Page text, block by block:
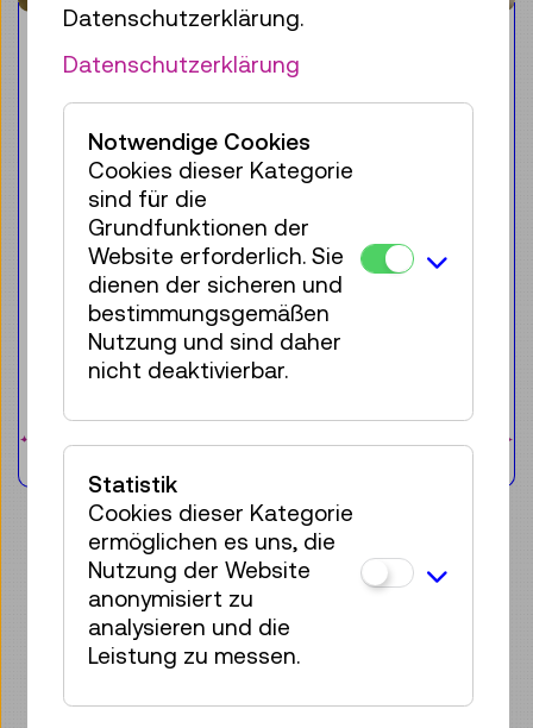
Digibot – digitaler Bildung
auf der Spur
Kinder & Familie
7–12 Jahre
Roboter als Hilfe für den Menschen sind
den meisten wohl bekannt – doch wie
funktionieren sie eigentlich?
Sa 15.08. 11:00–13:00
25 Plätze frei
€ 7,50
Datenschutzerklärung.
Datenschutzerklärung
Notwendige Cookies
Cookies dieser Kategorie
sind für die
Grundfunktionen der
Website erforderlich. Sie
dienen der sicheren und
bestimmungsgemäßen
Nutzung und sind daher
nicht deaktivierbar.
Statistik
Cookies dieser Kategorie
ermöglichen es uns, die
Nutzung der Website
anonymisiert zu
analysieren und die
Leistung zu messen.